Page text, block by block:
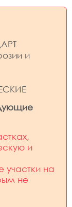
и
и
участки на
не